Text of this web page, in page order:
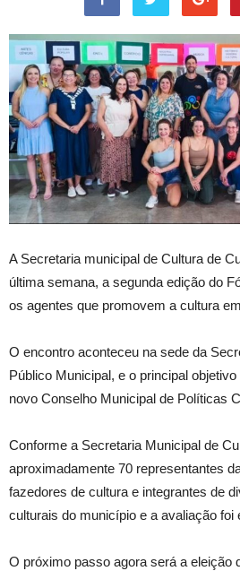
A Secretaria municipal de Cultura de
última semana, a segunda edição do
os agentes que promovem a cultura
O encontro aconteceu na sede da
Público Municipal, e o principal
novo Conselho Municipal de Políticas
Conforme a Secretaria Municipal de
aproximadamente 70 representantes
fazedores de cultura e integrantes de
culturais do município e a avaliação foi
O próximo passo agora será a eleição